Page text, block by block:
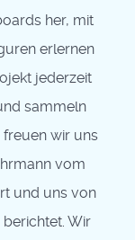
her, mit
erlernen
jederzeit
sammeln
wir uns
vom
und uns von
Wir